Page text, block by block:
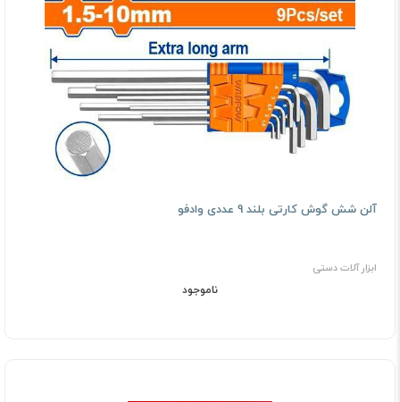
آلن شش گوش کارتی بلند 9 عددی وادفو
ابزار آلات دستی
ناموجود